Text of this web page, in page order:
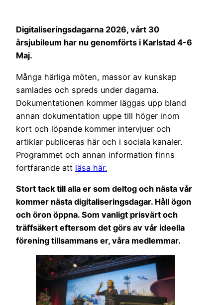
Digitaliseringsdagarna 2026, vårt 30
årsjubileum har nu genomförts i Karlstad 4-6
Maj.
Många härliga möten, massor av kunskap
samlades och spreds under dagarna.
Dokumentationen kommer läggas upp bland
annan dokumentation uppe till höger inom
kort och löpande kommer intervjuer och
artiklar publiceras här och i sociala kanaler.
Programmet och annan information finns
fortfarande att läsa här.
Stort tack till alla er som deltog och nästa vår
kommer nästa digitaliseringsdagar. Håll ögon
och öron öppna. Som vanligt prisvärt och
träffsäkert eftersom det görs av vår ideella
förening tillsammans er, våra medlemmar.